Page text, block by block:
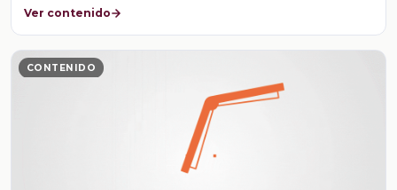
Ver contenido
CONTENIDO